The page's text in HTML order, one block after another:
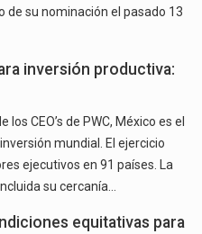
de su nominación el pasado 13
inversión productiva:
CEO’s de PWC, México es el
mundial. El ejercicio
ejecutivos en 91 países. La
su cercanía…
equitativas para